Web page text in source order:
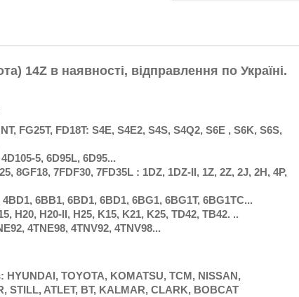
14Z в наявності, відправлення по Україні.
FG25T, FD18T: S4E, S4E2, S4S, S4Q2, S6E , S6K, S6S,
5, 6D95L, 6D95...
8GF18, 7FDF30, 7FD35L : 1DZ, 1DZ-II, 1Z, 2Z, 2J, 2H, 4P,
6BB1, 6BD1, 6BD1, 6BG1, 6BG1T, 6BG1TC...
H20, H20-II, H25, K15, K21, K25, TD42, TB42. ..
4TNE98, 4TNV92, 4TNV98...
HYUNDAI, TOYOTA, KOMATSU, TCM, NISSAN,
STILL, ATLET, BT, KALMAR, CLARK, BOBCAT